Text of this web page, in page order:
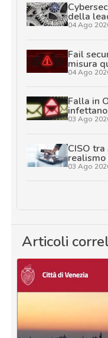
della
04 Ago
Fail
misura
04 Ago
Falla in
03 Ago
CISO
03 Ago
Articoli